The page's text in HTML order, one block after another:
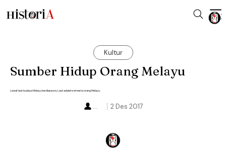
Kultur
Sumber Hidup Orang Melayu
Lewat laut budaya Melayu berdiaspora. Laut adalah semesta orang Melayu.
2 Des 2017
...